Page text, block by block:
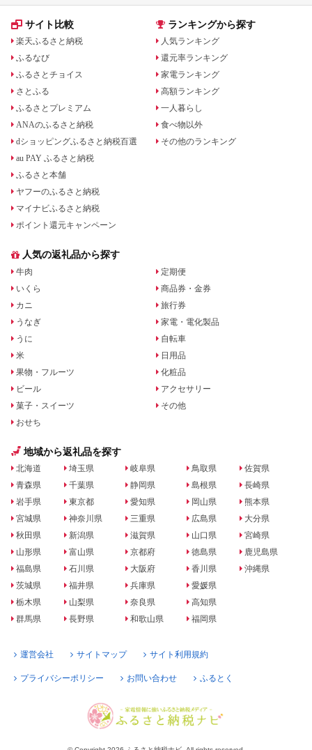
サイト比較
楽天ふるさと納税
ふるなび
ふるさとチョイス
さとふる
ふるさとプレミアム
ANAのふるさと納税
dショッピングふるさと納税百選
au PAY ふるさと納税
ふるさと本舗
ヤフーのふるさと納税
マイナビふるさと納税
ポイント還元キャンペーン
ランキングから探す
人気ランキング
還元率ランキング
家電ランキング
高額ランキング
一人暮らし
食べ物以外
その他のランキング
人気の返礼品から探す
牛肉
いくら
カニ
うなぎ
うに
米
果物・フルーツ
ビール
菓子・スイーツ
おせち
定期便
商品券・金券
旅行券
家電・電化製品
自転車
日用品
化粧品
アクセサリー
その他
地域から返礼品を探す
北海道
青森県
岩手県
宮城県
秋田県
山形県
福島県
茨城県
栃木県
群馬県
埼玉県
千葉県
東京都
神奈川県
新潟県
富山県
石川県
福井県
山梨県
長野県
岐阜県
静岡県
愛知県
三重県
滋賀県
京都府
大阪府
兵庫県
奈良県
和歌山県
鳥取県
島根県
岡山県
広島県
山口県
徳島県
香川県
愛媛県
高知県
福岡県
佐賀県
長崎県
熊本県
大分県
宮崎県
鹿児島県
沖縄県
運営会社 サイトマップ サイト利用規約
プライバシーポリシー お問い合わせ ふるとく